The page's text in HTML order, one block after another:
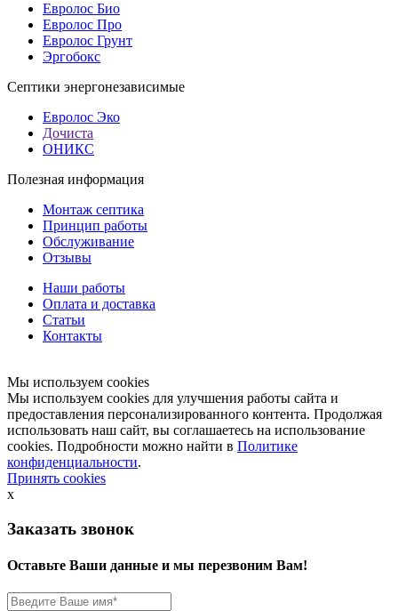
Евролос Био
Евролос Про
Евролос Грунт
Эргобокс
Септики энергонезависимые
Евролос Эко
Дочиста
ОНИКС
Полезная информация
Монтаж септика
Принцип работы
Обслуживание
Отзывы
Наши работы
Оплата и доставка
Статьи
Контакты
Мы используем cookies
Мы используем cookies для улучшения работы сайта и
предоставления персонализированного контента. Продолжая
использовать наш сайт, вы соглашаетесь на использование
cookies. Подробности можно найти в Политике
конфиденциальности.
Принять cookies
x
Заказать звонок
Оставьте Ваши данные и мы перезвоним Вам!